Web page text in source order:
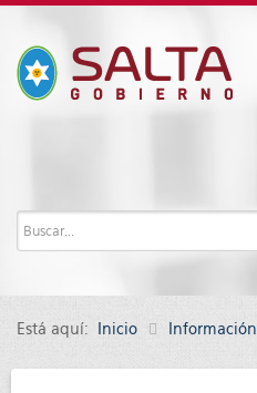
Está aquí: Inicio Información